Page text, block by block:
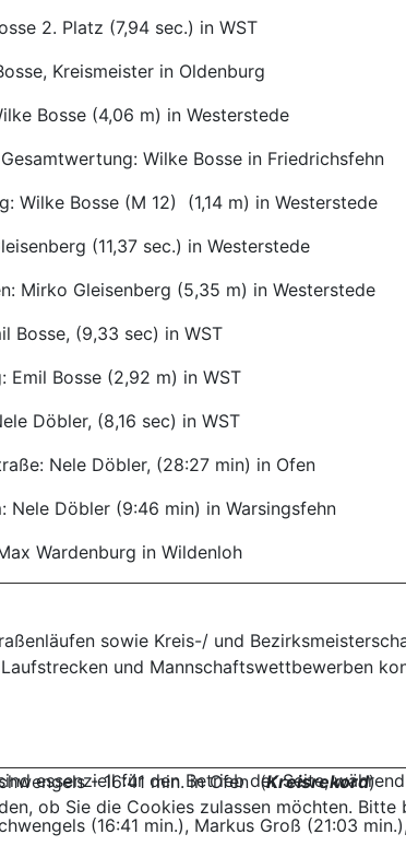
2. Platz (7,94 sec.) in WST
Kreismeister in Oldenburg
Bosse (4,06 m) in Westerstede
Wilke Bosse in Friedrichsfehn
Wilke Bosse (M 12) (1,14 m) in Westerstede
(11,37 sec.) in Westerstede
Mirko Gleisenberg (5,35 m) in Westerstede
Bosse, (9,33 sec) in WST
Emil Bosse (2,92 m) in WST
Döbler, (8,16 sec) in WST
Nele Döbler, (28:27 min) in Ofen
Nele Döbler (9:46 min) in Warsingsfehn
Wardenburg in Wildenloh
sowie Kreis-/ und
und Mannschaftswettbewerben
- 16:41 min. in Ofen (Kreisrekord)
(16:41 min.), Markus Groß (21:03
essenziell für den Betrieb der Seite,
ob Sie die Cookies zulassen möchten.